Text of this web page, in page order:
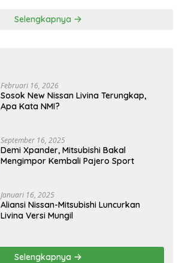
Selengkapnya
Februari 16, 2026
Sosok New Nissan Livina Terungkap,
Apa Kata NMI?
September 16, 2025
Demi Xpander, Mitsubishi Bakal
Mengimpor Kembali Pajero Sport
Januari 16, 2025
Aliansi Nissan-Mitsubishi Luncurkan
Livina Versi Mungil
Selengkapnya